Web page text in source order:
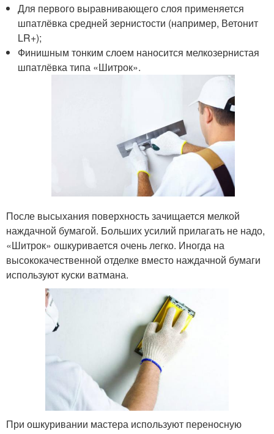
Для первого выравнивающего слоя применяется
шпатлёвка средней зернистости (например, Ветонит
LR+);
Финишным тонким слоем наносится мелкозернистая
шпатлёвка типа «Шитрок».
После высыхания поверхность зачищается мелкой
наждачной бумагой. Больших усилий прилагать не надо,
«Шитрок» ошкуривается очень легко. Иногда на
высококачественной отделке вместо наждачной бумаги
используют куски ватмана.
При ошкуривании мастера используют переносную